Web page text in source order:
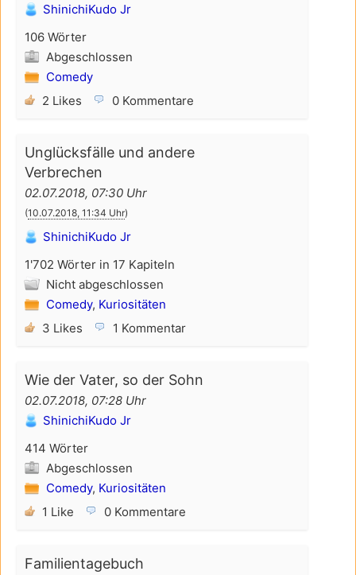
ShinichiKudo Jr
106 Wörter
Abgeschlossen
Comedy
2 Likes
0 Kommentare
Unglücksfälle und andere
Verbrechen
02.07.2018, 07:30 Uhr
(10.07.2018, 11:34 Uhr)
ShinichiKudo Jr
1'702 Wörter in 17 Kapiteln
Nicht abgeschlossen
Comedy, Kuriositäten
3 Likes
1 Kommentar
Wie der Vater, so der Sohn
02.07.2018, 07:28 Uhr
ShinichiKudo Jr
414 Wörter
Abgeschlossen
Comedy, Kuriositäten
1 Like
0 Kommentare
Familientagebuch